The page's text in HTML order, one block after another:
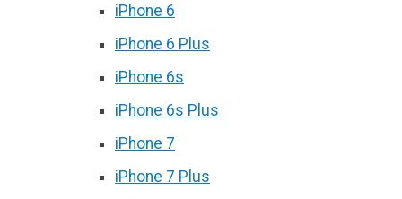
iPhone 6
iPhone 6 Plus
iPhone 6s
iPhone 6s Plus
iPhone 7
iPhone 7 Plus